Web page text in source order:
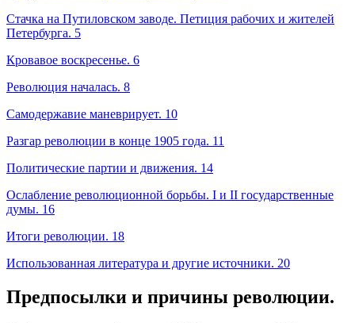
Стачка на Путиловском заводе. Петиция рабочих и жителей
Петербурга. 5
Кровавое воскресенье. 6
Революция началась. 8
Самодержавие маневрирует. 10
Разгар революции в конце 1905 года. 11
Политические партии и движения. 14
Ослабление революционной борьбы. I и II государственные
думы. 16
Итоги революции. 18
Использованная литература и другие источники. 20
Предпосылки и причины революции.